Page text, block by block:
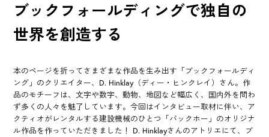
ブックフォールディングで独自の
世界を創造する
本のページを折ってさまざまな作品を生み出す「ブックフォールディ
ング」のクリエイター、D. Hinklay（ディー・ヒンクレイ）さん。作
品のモチーフは、文字や数字、動物、地図など幅広く、国内外を問わ
ず多くの人々を魅了しています。今回はインタビュー取材に伴い、ア
クティオがレンタルする建設機械のひとつ「バックホー」のオリジナ
ル作品を作っていただきました！ D. Hinklayさんのアトリエにて、ブ